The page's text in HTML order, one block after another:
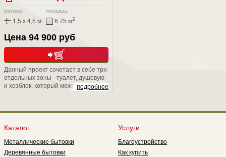
размер:
1,5 x 4,5 м
площадь:
6.75 м2
Цена 94 900 руб
подробнее
Данный проект сочетает в себе три
отдельных зоны - туалет, душевую
и хозблок, который может
нестандартную планировку, то
туалета и одной отдельной
Каталог
Металлические бытовки
Деревянные бытовки
Услуги
Благоустройство
Как купить